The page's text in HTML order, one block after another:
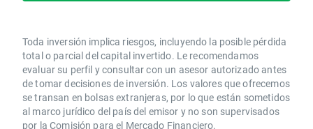
Toda inversión implica riesgos, incluyendo la posible pérdida
total o parcial del capital invertido. Le recomendamos
evaluar su perfil y consultar con un asesor autorizado antes
de tomar decisiones de inversión. Los valores que ofrecemos
se transan en bolsas extranjeras, por lo que están sometidos
al marco jurídico del país del emisor y no son supervisados
por la Comisión para el Mercado Financiero.